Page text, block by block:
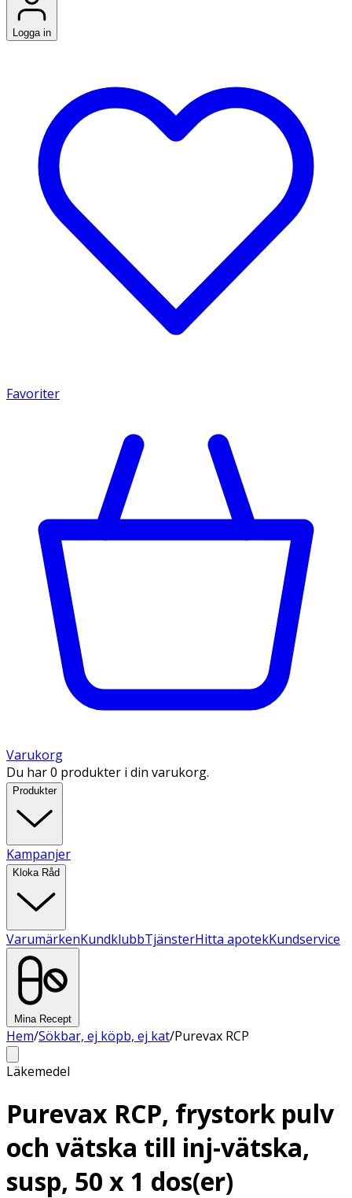
Logga in
Favoriter
Varukorg
Du har 0 produkter i din varukorg.
Produkter
Kampanjer
Kloka Råd
VarumärkenKundklubbTjänsterHitta apotekKundservice
Mina Recept
Hem/Sökbar, ej köpb, ej kat/Purevax RCP
Läkemedel
Purevax RCP, frystork pulv
och vätska till inj-vätska,
susp, 50 x 1 dos(er)